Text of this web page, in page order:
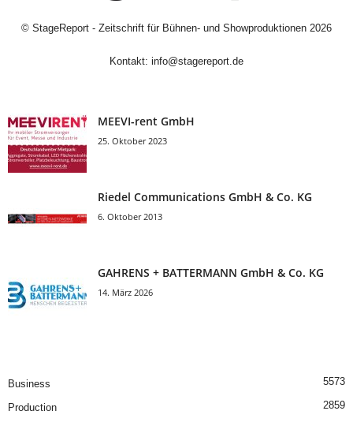
© StageReport - Zeitschrift für Bühnen- und Showproduktionen 2026
Kontakt: info@stagereport.de
MEEVI-rent GmbH
25. Oktober 2023
Riedel Communica­tions GmbH & Co. KG
6. Oktober 2013
GAHRENS + BATTERMANN GmbH & Co. KG
14. März 2026
Business 5573
Production 2859